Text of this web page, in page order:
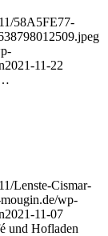
58A5FE77-
2021-11-22
Lenste-Cismar-
wp-
2021-11-07
und Hofladen